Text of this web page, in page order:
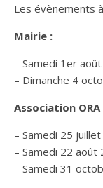
Les évènements
Mairie :
– Samedi 1er
– Dimanche 4
Association ORA
– Samedi 25
– Samedi 22
– Samedi 31